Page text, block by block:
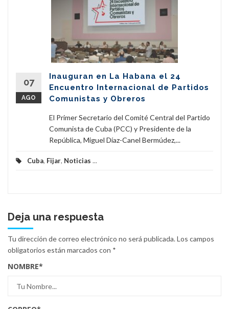
07
AGO
Inauguran en La Habana el 24
Encuentro Internacional de Partidos
Comunistas y Obreros
El Primer Secretario del Comité Central del Partido
Comunista de Cuba (PCC) y Presidente de la
República, Miguel Díaz-Canel Bermúdez,...
Cuba, Fijar, Noticias ...
Deja una respuesta
Tu dirección de correo electrónico no será publicada.Los campos
obligatorios están marcados con *
NOMBRE*